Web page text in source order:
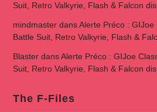
Suit, Retro Valkyrie, Flash & Falcon
mindmasterdansAlerte Préco : GIJoe
Battle Suit, Retro Valkyrie, Flash &
BlasterdansAlerte Préco : GIJoe
Suit, Retro Valkyrie, Flash & Falcon
The F-Files